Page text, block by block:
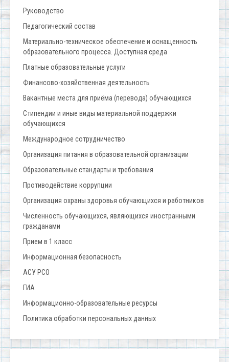
Руководство
Педагогический состав
Материально-техническое обеспечение и оснащенность
образовательного процесса. Доступная среда
Платные образовательные услуги
Финансово-хозяйственная деятельность
Вакантные места для приёма (перевода) обучающихся
Стипендии и иные виды материальной поддержки
обучающихся
Международное сотрудничество
Организация питания в образовательной организации
Образовательные стандарты и требования
Противодействие коррупции
Организация охраны здоровья обучающихся и работников
Численность обучающихся, являющихся иностранными
гражданами
Прием в 1 класс
Информационная безопасность
АСУ РСО
ГИА
Информационно-образовательные ресурсы
Политика обработки персональных данных